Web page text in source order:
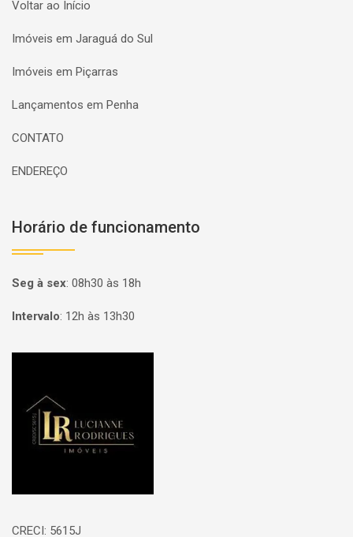
Voltar ao Início
Imóveis em Jaraguá do Sul
Imóveis em Piçarras
Lançamentos em Penha
CONTATO
ENDEREÇO
Horário de funcionamento
Seg à sex: 08h30 às 18h
Intervalo: 12h às 13h30
CRECI: 5615J